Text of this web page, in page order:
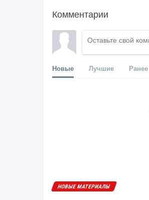
Комментарии
Новые Лучшие Ранее
НОВЫЕ МАТЕРИАЛЫ